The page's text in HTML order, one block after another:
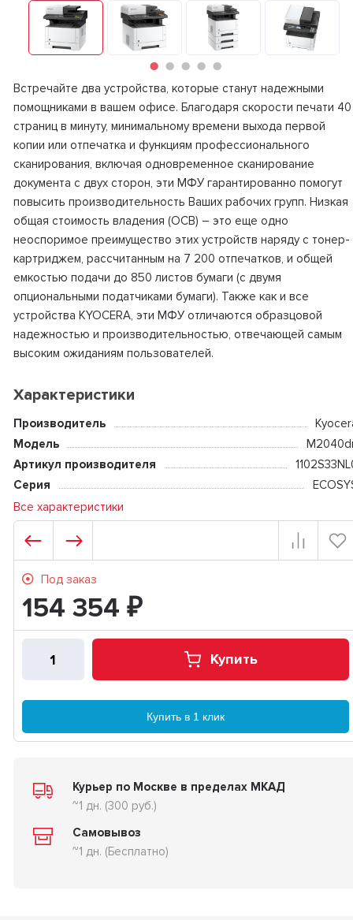
Встречайте два устройства, которые станут надежными
помощниками в вашем офисе. Благодаря скорости печати 40
страниц в минуту, минимальному времени выхода первой
копии или отпечатка и функциям профессионального
сканирования, включая одновременное сканирование
документа с двух сторон, эти МФУ гарантированно помогут
повысить производительность Ваших рабочих групп. Низкая
общая стоимость владения (ОСВ) – это еще одно
неоспоримое преимущество этих устройств наряду с тонер-
картриджем, рассчитанным на 7 200 отпечатков, и общей
емкостью подачи до 850 листов бумаги (с двумя
опциональными податчиками бумаги). Также как и все
устройства KYOCERA, эти МФУ отличаются образцовой
надежностью и производительностью, отвечающей самым
высоким ожиданиям пользователей.
Характеристики
Производитель
Модель
Артикул производителя
Серия
Все характеристики
Под заказ
154 354 ₽
Купить
Купить в 1 клик
Курьер по Москве в пределах МКАД
~1 дн. (300 руб.)
Самовывоз
~1 дн. (Бесплатно)